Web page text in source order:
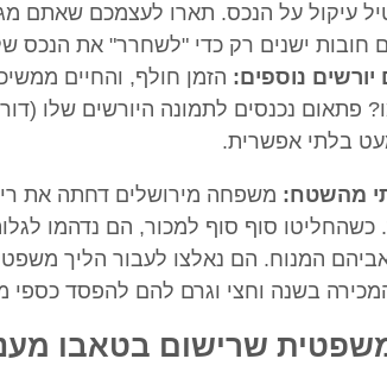
עיקול על הנכס. תארו לעצמכם שאתם
חובות ישנים רק כדי "לשחרר" את הנכס
יורשים נוספים: הזמן חולף, והחיים
פתאום נכנסים לתמונה היורשים שלו
בלתי אפשרית.
מהשטח: משפחה מירושלים דחתה את
כשהחליטו סוף סוף למכור, הם נדהמו
המנוח. הם נאלצו לעבור הליך
בשנה וחצי וגרם להם להפסד כספי
שרישום בטאבו